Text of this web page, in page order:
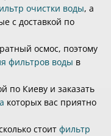
очистки воды, а
с доставкой по
осмос, поэтому
фильтров воды в
по Киеву и заказать
которых вас приятно
стоит фильтр